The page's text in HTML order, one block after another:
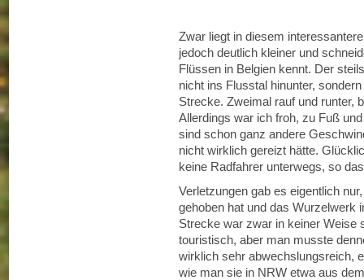
Zwar liegt in diesem
jedoch deutlich kleiner und
Flüssen in Belgien kennt. Der
nicht ins Flusstal hinunter,
Strecke. Zweimal rauf und runter,
Allerdings war ich froh, zu Fuß
sind schon ganz andere
nicht wirklich gereizt hätte.
keine Radfahrer unterwegs, so
Verletzungen gab es eigentlich
gehoben hat und das Wurzelwerk
Strecke war zwar in keiner Weise
touristisch, aber man musste
wirklich sehr abwechslungsreich,
wie man sie in NRW etwa aus